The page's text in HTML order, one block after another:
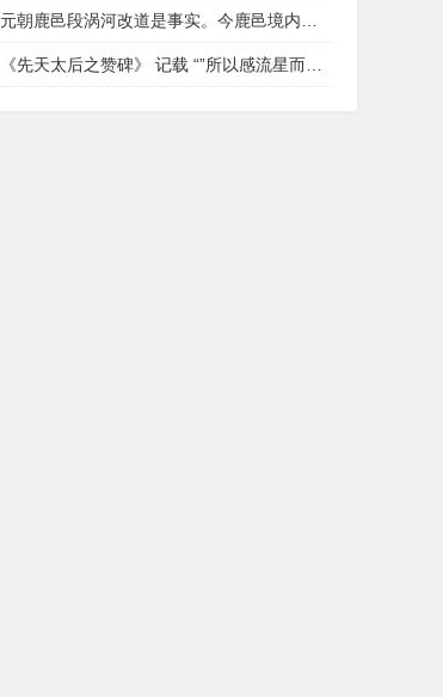
元朝鹿邑段涡河改道是事实。今鹿邑境内扔存有涡河故道，如鹿邑县穆店乡的梁口村至杨湖口赵河滩村的涡河故道。鹿邑县城南八里河与观堂破硚口村也有涡河故道遗址。美国1973年3月21日的历史卫星影像地图可清晰看到鹿邑境内涡河故道遗址的痕迹，从穆店涡河岸南小薛大队小刘庄（涡河北岸是赵河滩）往东南方向经过王台村西，向南在汤庄南并入八里河。然后经破硚口向东走李百口北的杨桥村南东至王菜园村南，当地今留传有涡河桥名为老翟桥，向东经桑桥北，在董桥附近北折流向太清宫老子庙东侧北二里东折并入今涡河。在这个卫星地图上，凡是涡河改道遗址，哪怕地面上种有农作物，涡河改道遗址里长出庄稼明显区别与正常田地的庄稼，河流痕迹非常明显。
《先天太后之赞碑》 记载 “”所以感流星而受气，指仙李而诞生”，虽在鹿邑，但记载确是涡阳天静宫的圣迹